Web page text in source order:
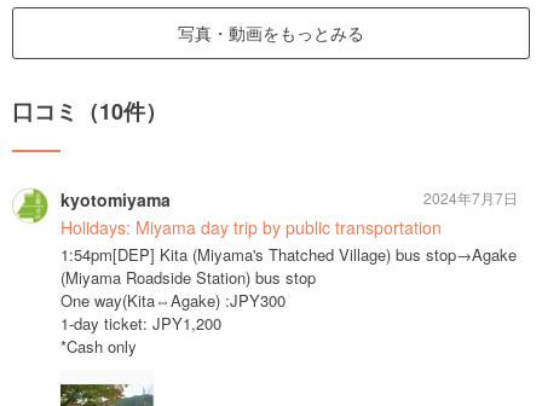
写真・動画をもっとみる
口コミ（10件）
kyotomiyama
Holidays: Miyama day trip by public transportation
1:54pm[DEP] Kita (Miyama's Thatched Village) bus stop→Agake
(Miyama Roadside Station) bus stop
One way(Kita⇔Agake) :JPY300
1-day ticket: JPY1,200
*Cash only
2024年7月7日